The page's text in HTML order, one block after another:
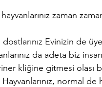
zaman
da adeta biz
kliğine gitmesi olası
normal de